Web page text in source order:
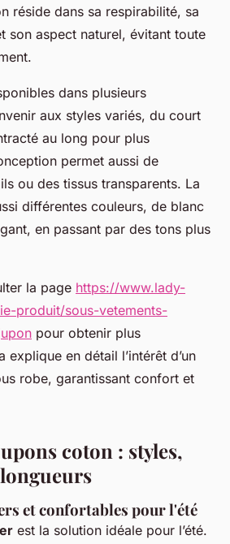
réside dans sa respirabilité, sa
son aspect naturel, évitant toute
dans plusieurs
aux styles variés, du court
au long pour plus
permet aussi de
ou des tissus transparents. La
différentes couleurs, de blanc
en passant par des tons plus
la page https://www.lady-
produit/sous-vetements-
pour obtenir plus
explique en détail l’intérêt d’un
robe, garantissant confort et
coton : styles,
et confortables pour l'été
est la solution idéale pour l’été.